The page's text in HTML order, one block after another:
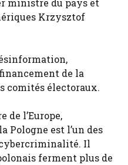
ministre du pays et
Krzysztof
de la
comités électoraux.
de l’Europe,
Pologne est l’un des
cybercriminalité. Il
ferment plus de